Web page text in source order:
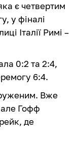
є четвертим
у фіналі
Італії Римі –
0:2 та 2:4,
6:4.
Вже
але Гофф
де